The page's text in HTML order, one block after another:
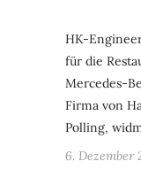
HK-
für die
Mercedes-
Firma von
Polling,
6. Dezember